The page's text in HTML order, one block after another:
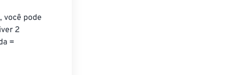
você pode
2
=